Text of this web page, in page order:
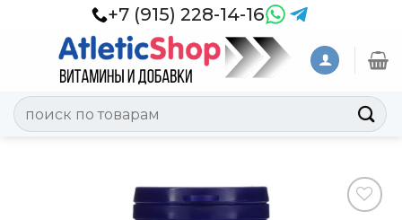
+7 (915) 228-14-16
Искать: